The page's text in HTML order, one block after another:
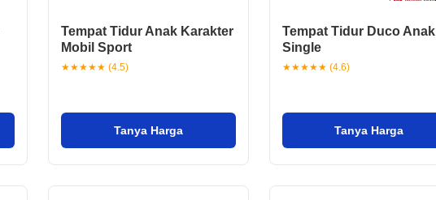
Tempat Tidur Anak Karakter
Mobil Sport
★★★★★ (4.5)
Tanya Harga
Tempat Tidur Duco Anak
Single
★★★★★ (4.6)
Tanya Harga